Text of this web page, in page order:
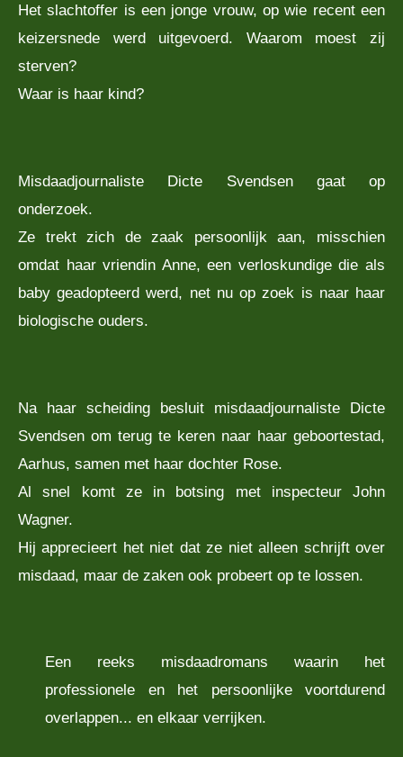
Het slachtoffer is een jonge vrouw, op wie recent een
keizersnede werd uitgevoerd. Waarom moest zij
sterven?
Waar is haar kind?
Misdaadjournaliste Dicte Svendsen gaat op
onderzoek.
Ze trekt zich de zaak persoonlijk aan, misschien
omdat haar vriendin Anne, een verloskundige die als
baby geadopteerd werd, net nu op zoek is naar haar
biologische ouders.
Na haar scheiding besluit misdaadjournaliste Dicte
Svendsen om terug te keren naar haar geboortestad,
Aarhus, samen met haar dochter Rose.
Al snel komt ze in botsing met inspecteur John
Wagner.
Hij apprecieert het niet dat ze niet alleen schrijft over
misdaad, maar de zaken ook probeert op te lossen.
Een reeks misdaadromans waarin het
professionele en het persoonlijke voortdurend
overlappen... en elkaar verrijken.